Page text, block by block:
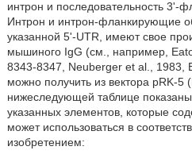
интрон и последовательность 3'-
Интрон и интрон-фланкирующие
указанной 5'-UTR, имеют свое
мышиного IgG (см., например,
8343-8347, Neuberger et al., 1983,
можно получить из вектора pRK-5
нижеследующей таблице
указанных элементов, которые
может использоваться в
изобретением: